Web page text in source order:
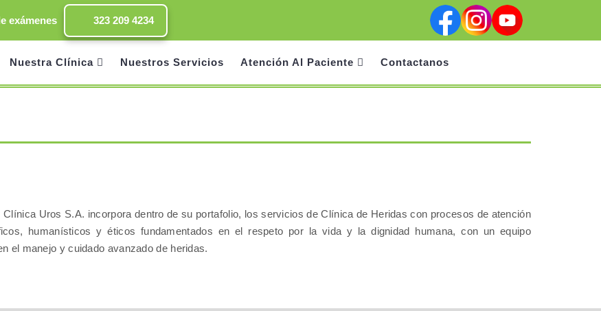
exámenes 323 209 4234
FacebookInstagramYoutube
Nuestra Clínica Nuestros Servicios Atención Al Paciente Contactanos
Uros S.A. incorpora dentro de su portafolio, los servicios de Clínica de Heridas con procesos de atención
humanísticos y éticos fundamentados en el respeto por la vida y la dignidad humana, con un equipo
el manejo y cuidado avanzado de heridas.